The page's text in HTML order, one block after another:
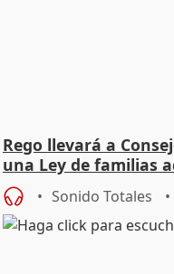
Rego llevará a
una Ley de familias
Sonido Totales